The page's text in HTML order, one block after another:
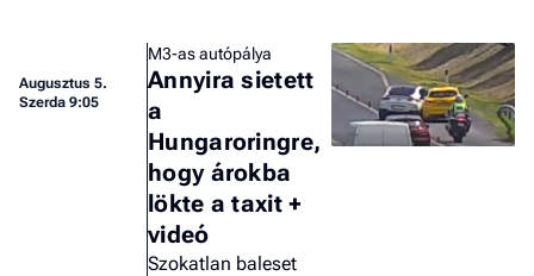
Augusztus 5.
Szerda 9:05
M3-as autópálya
Annyira sietett
a
Hungaroringre,
hogy árokba
lökte a taxit +
videó
Szokatlan baleset